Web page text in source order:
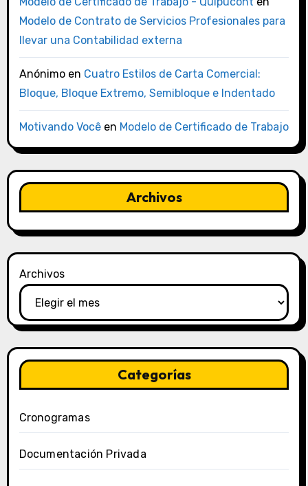
Modelo de Contrato de Servicios Profesionales para
llevar una Contabilidad externa
Anónimoen Cuatro Estilos de Carta Comercial:
Bloque, Bloque Extremo, Semibloque e Indentado
Motivando Vocêen Modelo de Certificado de Trabajo
Archivos
Archivos
Categorías
Cronogramas
Documentación Privada